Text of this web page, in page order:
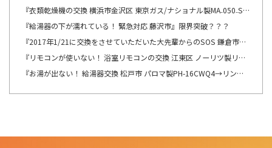
『衣類乾燥機の交換 横浜市金沢区 東京ガス/ナショナル製MA₋050₋ST→リンナイ製RDT-54S-SV へ交換』想像が出来ないですね・・・
『給湯器の下が濡れている！ 緊急対応 藤沢市』限界突破？？？
『2017年1/21に交換をさせていただいた大先輩からのSOS 鎌倉市』この週末は、少しゆっくり出来そうです！！！
『リモコンが使いない！ 浴室リモコンの交換 江東区 ノーリツ製リモコン RC-8201Sの交換』自然の驚異を感じますね。
『お湯が出ない！ 給湯器交換 松戸市 パロマ製PH-16CWQ4→リンナイ製RUX-A1616B(A)-E へ交換』ここの所、リモコンの不具合のご連絡を多くて驚きます。